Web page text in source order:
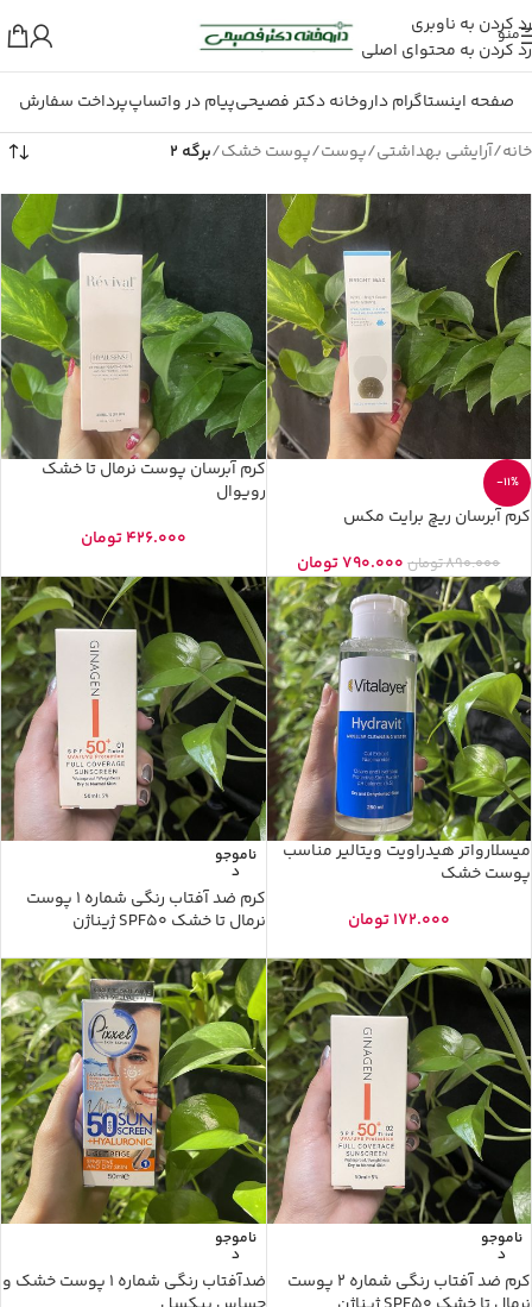
رد کردن به ناوبری
رد کردن به محتوای اصلی
منو
صفحه اینستاگرام داروخانه دکتر فصیحیپیام در واتساپپرداخت سفارش
خانه/آرایشی بهداشتی/پوست/پوست خشک/برگه 2
-11%
کرم آبرسان ریچ برایت مکس
890.000تومان 790.000تومان
کرم آبرسان پوست نرمال تا خشک
رویوال
426.000تومان
میسلارواتر هیدراویت ویتالیر مناسب
پوست خشک
172.000تومان
ناموجو
د
کرم ضد آفتاب رنگی شماره 1 پوست
نرمال تا خشک SPF50 ژیناژن
ناموجو
د
کرم ضد آفتاب رنگی شماره 2 پوست
ناموجو
د
ضدآفتاب رنگی شماره 1 پوست خشک و